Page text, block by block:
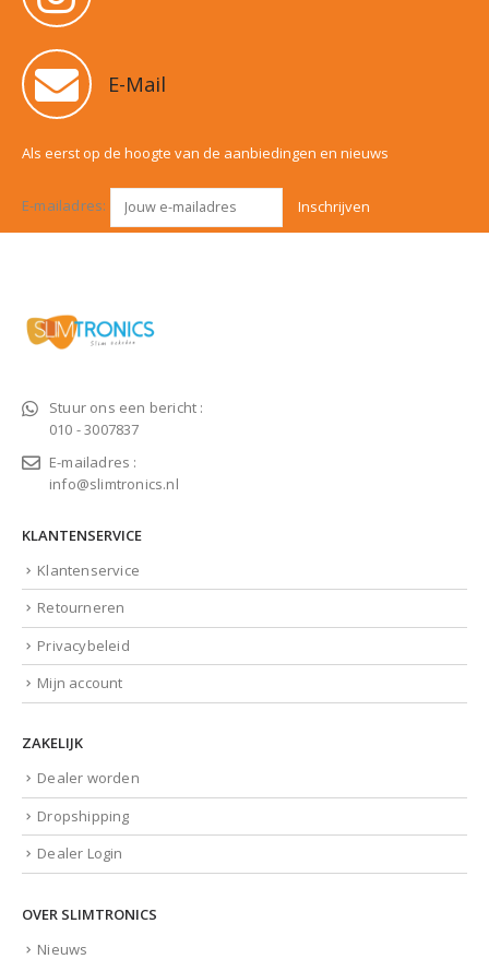
E-Mail
Als eerst op de hoogte van de aanbiedingen en nieuws
E-mailadres:
Stuur ons een bericht :
010 - 3007837
E-mailadres :
info@slimtronics.nl
KLANTENSERVICE
Klantenservice
Retourneren
Privacybeleid
Mijn account
ZAKELIJK
Dealer worden
Dropshipping
Dealer Login
OVER SLIMTRONICS
Nieuws